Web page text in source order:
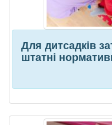
Для дитсадків
штатні